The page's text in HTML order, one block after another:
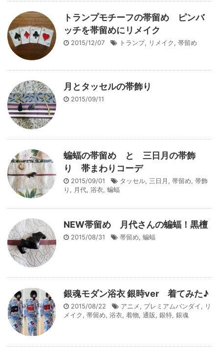
トランプモチーフの帯留め ピンバ
ッチを帯留めにリメイク
2015/12/07 トランプ, リメイク, 帯留め
月とタッセルの帯飾り
2015/09/11
蝙蝠の帯留め と 三日月の帯飾
り 帯まわりコーデ
2015/09/01 タッセル, 三日月 , 帯留め, 帯飾
り , 月代, 浴衣, 蝙蝠
NEW帯留め 月代さんの蝙蝠！黒檀
2015/08/31 帯留め, 蝙蝠
銀魂モダン浴衣 銀時ver 着てみた♪
2015/08/22 アニメ, プレミアムバンダイ, リ
メイク, 帯留め, 浴衣, 着物, 通販, 銀特, 銀魂